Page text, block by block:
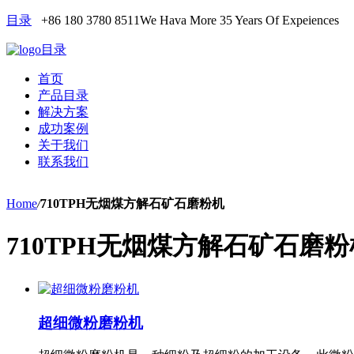
目录 +86 180 3780 8511We Hava More 35 Years Of Expeiences
目录
首页
产品目录
解决方案
成功案例
关于我们
联系我们
Home/710TPH无烟煤方解石矿石磨粉机
710TPH无烟煤方解石矿石磨
超细微粉磨粉机